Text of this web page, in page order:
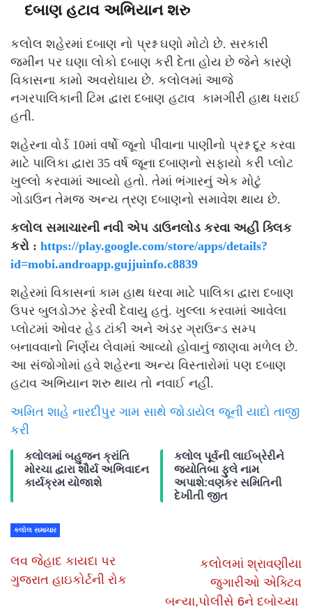
દબાણ હટાવ અભિયાન શરુ
કલોલ શહેરમાં દબાણ નો પ્રશ્ન ઘણો મોટો છે. સરકારી
જમીન પર ઘણા લોકો દબાણ કરી દેતા હોય છે જેને કારણે
વિકાસના કામો અવરોધાય છે. કલોલમાં આજે
નગરપાલિકાની ટિમ દ્વારા દબાણ હટાવ કામગીરી હાથ ધરાઈ
હતી.
શહેરના વોર્ડ 10માં વર્ષો જૂનો પીવાના પાણીનો પ્રશ્ન દૂર કરવા
માટે પાલિકા દ્વારા 35 વર્ષ જૂના દબાણનો સફાયો કરી પ્લોટ
ખુલ્લો કરવામાં આવ્યો હતો. તેમાં ભંગારનું એક મોટું
ગોડાઉન તેમજ અન્ય ત્રણ દબાણનો સમાવેશ થાય છે.
કલોલ સમાચારની નવી એપ ડાઉનલોડ કરવા અહીં ક્લિક
કરો : https://play.google.com/store/apps/details?
id=mobi.androapp.gujjuinfo.c8839
શહેરમાં વિકાસનાં કામ હાથ ધરવા માટે પાલિકા દ્વારા દબાણ
ઉપર બુલડોઝર ફેરવી દેવાયુ હતું. ખુલ્લા કરવામાં આવેલા
પ્લોટમાં ઓવર હેડ ટાંકી અને અંડર ગ્રાઉન્ડ સમ્પ
બનાવવાનો નિર્ણય લેવામાં આવ્યો હોવાનું જાણવા મળેલ છે.
આ સંજોગોમાં હવે શહેરના અન્ય વિસ્તારોમાં પણ દબાણ
હટાવ અભિયાન શરુ થાય તો નવાઈ નહીં.
અમિત શાહે નારદીપુર ગામ સાથે જોડાયેલ જૂની યાદો તાજી
કરી
કલોલમાં બહુજન ક્રાંતિ
મોરચા દ્વારા શૌર્ય અભિવાદન
કાર્યક્રમ યોજાશે
કલોલ પૂર્વની લાઈબ્રેરીને
જ્યોતિબા ફુલે નામ
અપાશે:વણકર સમિતિની
દેખીતી જીત
કલોલ સમાચાર
લવ જેહાદ કાયદા પર
ગુજરાત હાઇકોર્ટની રોક
કલોલમાં શ્રાવણીયા
જુગારીઓ એક્ટિવ
બન્યા,પોલીસે 6ને દબોચ્યા